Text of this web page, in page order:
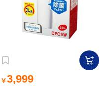
￥3,999